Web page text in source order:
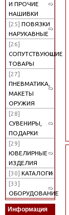
И ПРОЧИЕ
НАШИВКИ
[25] ПОВЯЗКИ
НАРУКАВНЫЕ
[26]
СОПУТСТВУЮЩИЕ
ТОВАРЫ
[27]
ПНЕВМАТИКА,
МАКЕТЫ
ОРУЖИЯ
[28]
СУВЕНИРЫ,
ПОДАРКИ
[29]
ЮВЕЛИРНЫЕ
ИЗДЕЛИЯ
[30] КАТАЛОГИ
[33]
ОБОРУДОВАНИЕ
Информация